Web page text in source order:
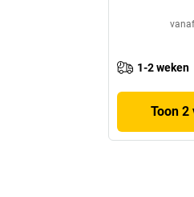
vanaf
1-2 weken
Toon